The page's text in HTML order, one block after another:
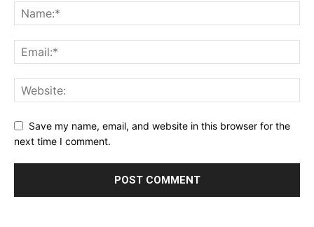
Save my name, email, and website in this browser for the
next time I comment.